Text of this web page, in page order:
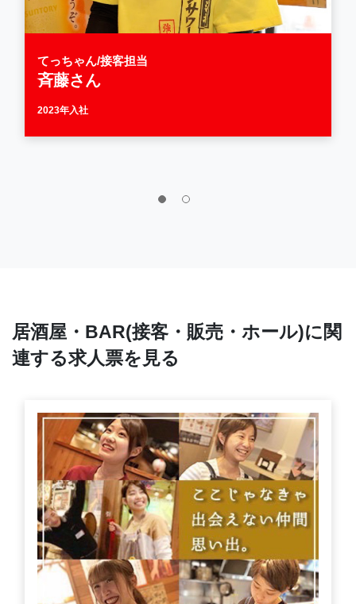
てっちゃん/接客担当
斉藤さん
2023年入社
居酒屋・BAR(接客・販売・ホール)に関
連する求人票を見る